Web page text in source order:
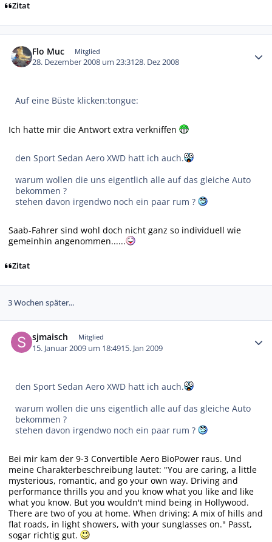
Zitat
Flo Muc Mitglied
28. Dezember 2008 um 23:3128. Dez 2008
Auf eine Büste klicken:tongue:
Ich hatte mir die Antwort extra verkniffen
den Sport Sedan Aero XWD hatt ich auch.
warum wollen die uns eigentlich alle auf das gleiche Auto
bekommen ?
stehen davon irgendwo noch ein paar rum ?
Saab-Fahrer sind wohl doch nicht ganz so individuell wie
gemeinhin angenommen......
Zitat
3 Wochen später...
sjmaisch Mitglied
15. Januar 2009 um 18:4915. Jan 2009
den Sport Sedan Aero XWD hatt ich auch.
warum wollen die uns eigentlich alle auf das gleiche Auto
bekommen ?
stehen davon irgendwo noch ein paar rum ?
Bei mir kam der 9-3 Convertible Aero BioPower raus. Und
meine Charakterbeschreibung lautet: "You are caring, a little
mysterious, romantic, and go your own way. Driving and
performance thrills you and you know what you like and like
what you know. But you wouldn't mind being in Hollywood.
There are two of you at home. When driving: A mix of hills and
flat roads, in light showers, with your sunglasses on." Passt,
sogar richtig gut.